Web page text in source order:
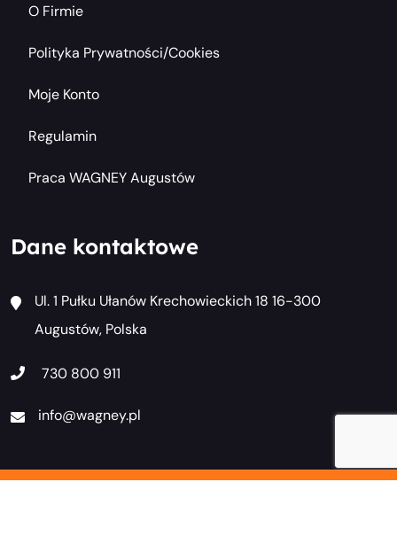
O Firmie
Polityka Prywatności/cookies
Moje Konto
Regulamin
Praca WAGNEY Augustów
Dane kontaktowe
Ul. 1 Pułku Ułanów Krechowieckich 18 16-300
Augustów, Polska
730 800 911
info@wagney.pl